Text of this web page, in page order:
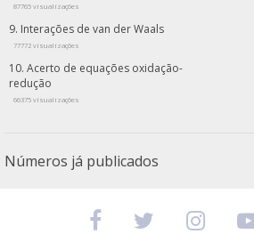
87765 visualizações
Interações de van der Waals
77772 visualizações
Acerto de equações oxidação-
redução
66375 visualizações
Números já publicados